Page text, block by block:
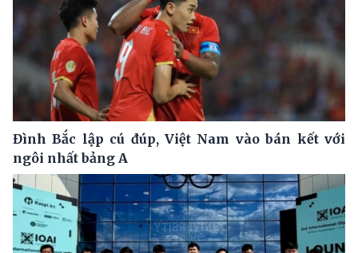
Đình Bắc lập cú đúp, Việt Nam vào bán kết với
ngôi nhất bảng A